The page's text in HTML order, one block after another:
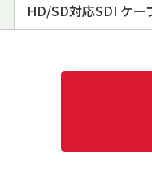
HD/SD対応SDI ケー